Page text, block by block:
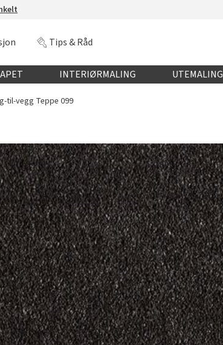
Tips & Råd
INTERIØRMALING UTEMALING
til-vegg Teppe 099